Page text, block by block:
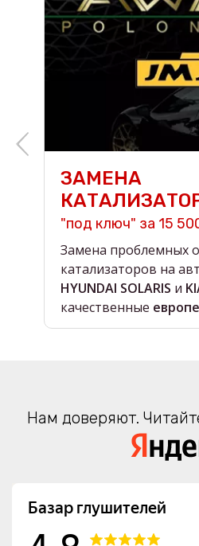
ЗАМЕНА
"под ключ" за 15
Замена проблемных
катализаторов на
HYUNDAI SOLARIS и
качественные
Нам доверяют.